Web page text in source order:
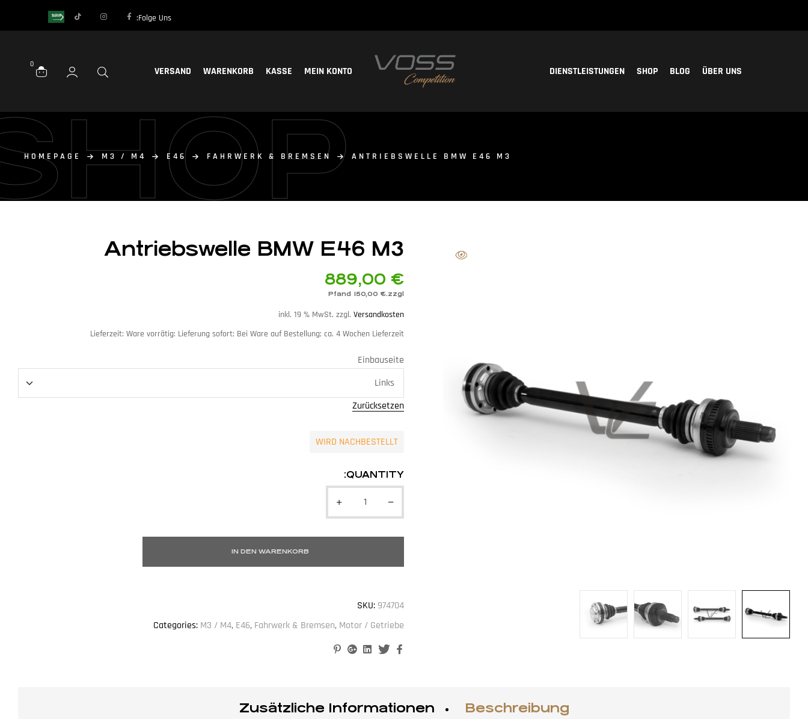
Folge Uns:
ÜBER UNS
BLOG
SHOP
DIENSTLEISTUNGEN
MEIN KONTO
KASSE
WARENKORB
VERSAND
0
HOMEPAGE M3 / M4 E46 FAHRWERK & BREMSEN ANTRIEBSWELLE BMW E46 M3
Antriebswelle BMW E46 M3
889,00 €
zzgl.
150,00 €
Pfand
inkl. 19 % MwSt. zzgl. Versandkosten
Lieferzeit: Ware vorrätig: Lieferung sofort; Bei Ware auf Bestellung; ca. 4 Wochen Lieferzeit
Einbauseite
Zurücksetzen
WIRD NACHBESTELLT
QUANTITY:
IN DEN WARENKORB
SKU: 974704
Categories: M3 / M4, E46, Fahrwerk & Bremsen, Motor / Getriebe
Facebook
Twitter
Linkedin
Google+
Beschreibung
Zusätzliche Informationen